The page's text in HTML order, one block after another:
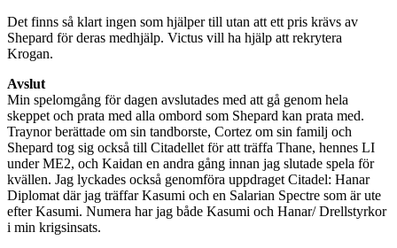
Det finns så klart ingen som hjälper till utan att ett pris krävs av
Shepard för deras medhjälp. Victus vill ha hjälp att rekrytera
Krogan.
Avslut
Min spelomgång för dagen avslutades med att gå genom hela
skeppet och prata med alla ombord som Shepard kan prata med.
Traynor berättade om sin tandborste, Cortez om sin familj och
Shepard tog sig också till Citadellet för att träffa Thane, hennes LI
under ME2, och Kaidan en andra gång innan jag slutade spela för
kvällen. Jag lyckades också genomföra uppdraget Citadel: Hanar
Diplomat där jag träffar Kasumi och en Salarian Spectre som är ute
efter Kasumi. Numera har jag både Kasumi och Hanar/ Drellstyrkor
i min krigsinsats.